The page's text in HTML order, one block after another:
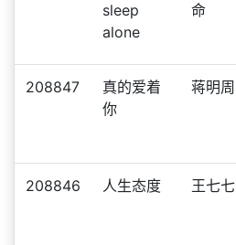
sleep
alone
命
208847
真的爱着
你
蒋明周
208846 人生态度 王七七